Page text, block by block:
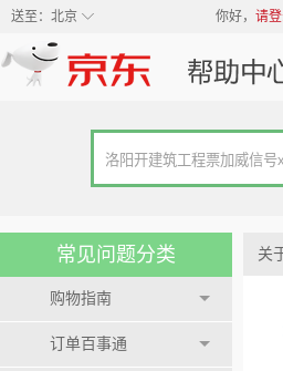
◇
送至： 北京 你好， 请
常见问题分类
购物指南
订单百事通
关